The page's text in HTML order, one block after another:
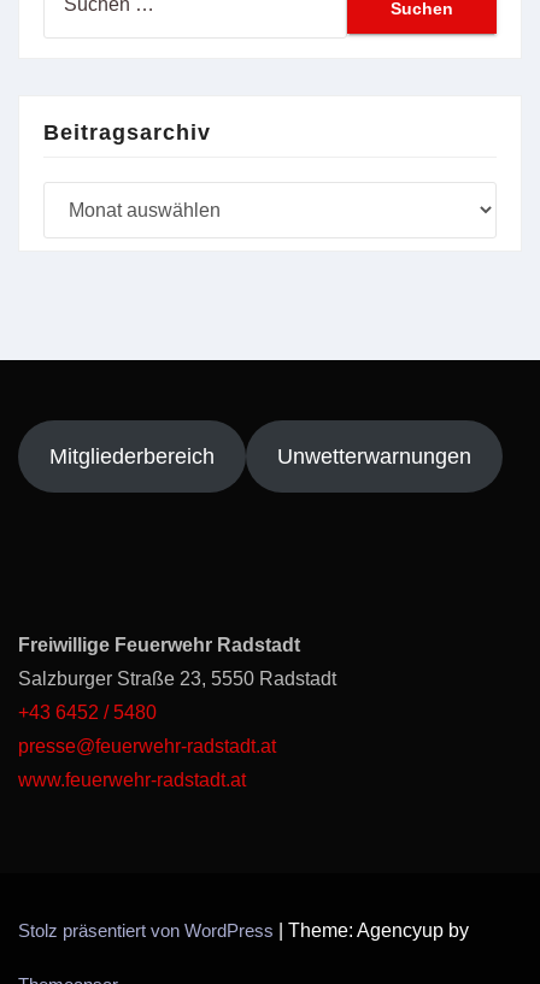
Beitragsarchiv
Mitgliederbereich Unwetterwarnungen
Freiwillige Feuerwehr Radstadt
Salzburger Straße 23, 5550 Radstadt
+43 6452 / 5480
presse@feuerwehr-radstadt.at
www.feuerwehr-radstadt.at
Stolz präsentiert von WordPress Theme: Agencyup by